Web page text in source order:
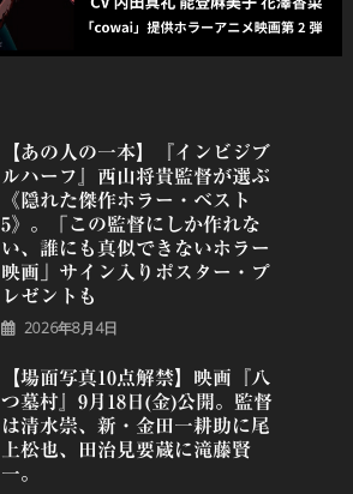
【あの人の一本】『インビジブ
ルハーフ』⻄⼭将貴監督が選ぶ
《隠れた傑作ホラー・ベスト
5》。「この監督にしか作れな
い、誰にも真似できないホラー
映画」サイン入りポスター・プ
レゼントも
2026年8月4日
【場面写真10点解禁】映画『八
つ墓村』9月18日(金)公開。監督
は清水崇、新・金田一耕助に尾
上松也、田治見要蔵に滝藤賢
一。